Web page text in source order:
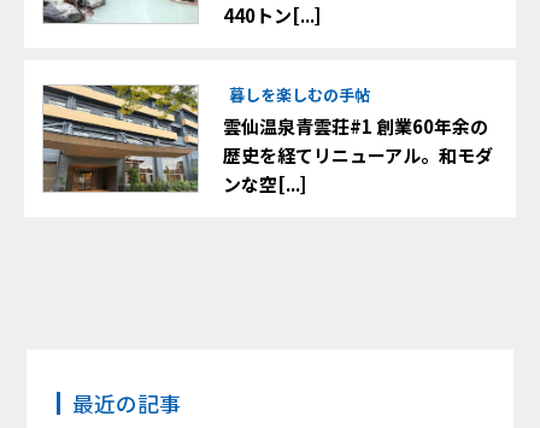
440トン[...]
暮しを楽しむの手帖
雲仙温泉青雲荘#1 創業60年余の
歴史を経てリニューアル。和モダ
ンな空[...]
最近の記事